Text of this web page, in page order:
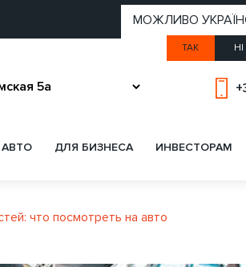
МОЖЛИВО
ТАК НІ
ДЛЯ БИЗНЕСА ИНВЕСТОРАМ
что посмотреть на авто